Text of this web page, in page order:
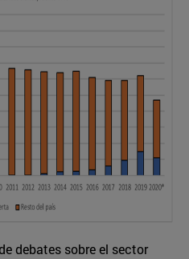
debates sobre el sector